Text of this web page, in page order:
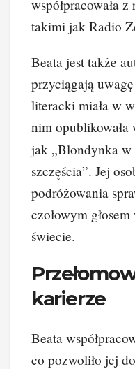
współpracowała
takimi jak Radio
Beata jest także
przyciągają
literacki miała w
nim opublikowała
jak „Blondynka w
szczęścia”. Jej
podróżowania
czołowym
świecie.
karierze
Beata
co pozwoliło jej